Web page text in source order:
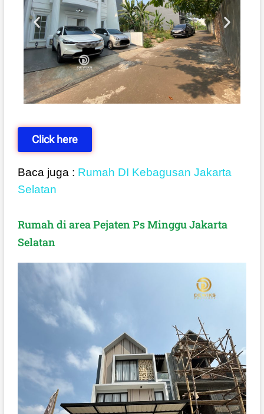
Click here
Baca juga : Rumah DI Kebagusan Jakarta
Selatan
Rumah di area Pejaten Ps Minggu Jakarta
Selatan